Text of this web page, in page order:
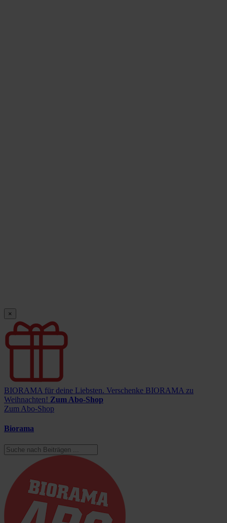
×
BIORAMA für deine Liebsten. Verschenke BIORAMA zu
Weihnachten! Zum Abo-Shop
Zum Abo-Shop
Biorama